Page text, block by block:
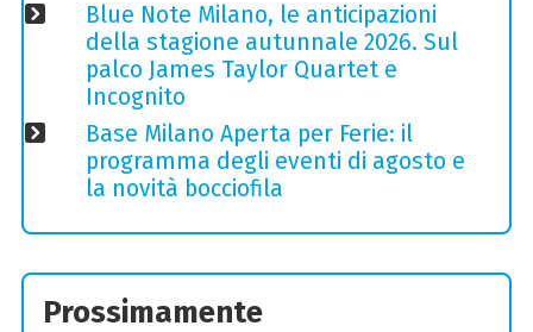
Blue Note Milano, le anticipazioni
della stagione autunnale 2026. Sul
palco James Taylor Quartet e
Incognito
Base Milano Aperta per Ferie: il
programma degli eventi di agosto e
la novità bocciofila
Prossimamente